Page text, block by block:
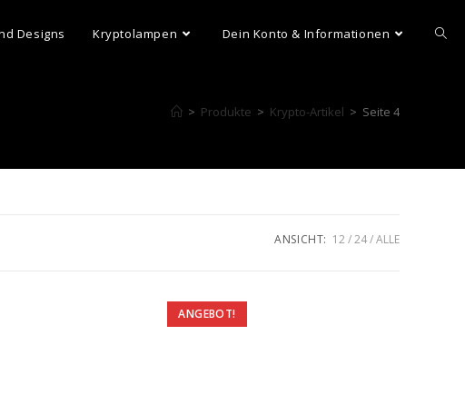
Designs Kryptolampen Dein Konto & Informationen
> Produkte > Krypto-Artikel > Seite 4
ANSICHT: 12 24 ALLE
ANGEBOT!